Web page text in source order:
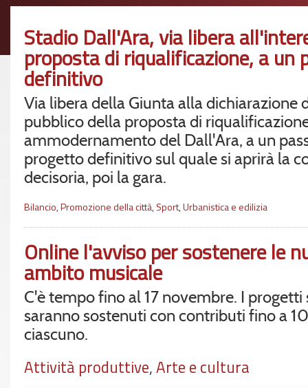
Stadio Dall'Ara, via libera
proposta di riqualificazione, a un
definitivo
Via libera della Giunta alla dichiarazione
pubblico della proposta di
ammodernamento del Dall'Ara, a un
progetto definitivo sul quale si aprirà la
decisoria, poi la gara.
Bilancio,Promozione della città,Sport,Urbanistica e edilizia
Online l'avviso per sostenere le
ambito musicale
C'è tempo fino al 17 novembre. I progetti
saranno sostenuti con contributi fino a
ciascuno.
Attività produttive,Arte e cultura